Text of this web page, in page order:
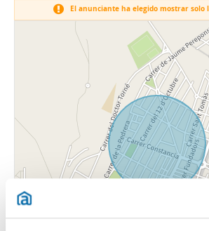
El anunciante ha elegido mostrar solo